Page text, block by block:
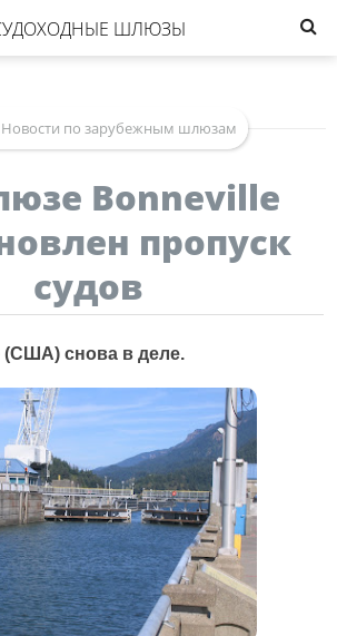
ШЛЮЗЫ
Новости по зарубежным шлюзам
Bonneville
пропуск
судов
снова в деле.